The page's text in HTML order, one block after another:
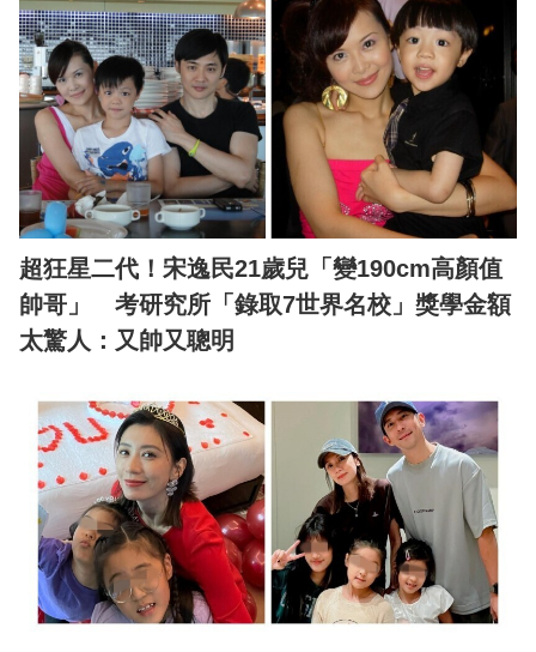
超狂星二代！宋逸民21歲兒「變190cm高顏值
帥哥」 考研究所「錄取7世界名校」獎學金額
太驚人：又帥又聰明